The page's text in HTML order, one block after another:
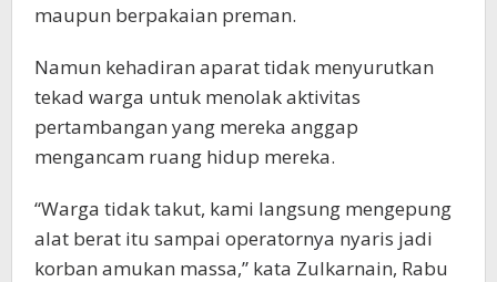
maupun berpakaian preman.
Namun kehadiran aparat tidak menyurutkan
tekad warga untuk menolak aktivitas
pertambangan yang mereka anggap
mengancam ruang hidup mereka.
“Warga tidak takut, kami langsung mengepung
alat berat itu sampai operatornya nyaris jadi
korban amukan massa,” kata Zulkarnain, Rabu